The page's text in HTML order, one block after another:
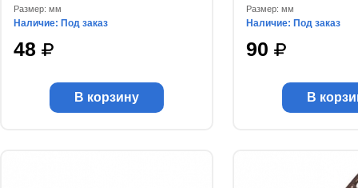
Размер: мм
Наличие: Под заказ
48
В корзину
Размер: мм
Наличие: Под заказ
90
В